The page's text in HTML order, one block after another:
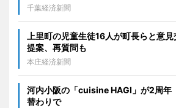
千葉経済新聞
上里町の児童生徒16人が町長らと意
提案、再質問も
本庄経済新聞
河内小阪の「cuisine HAGI」が2周
替わりで